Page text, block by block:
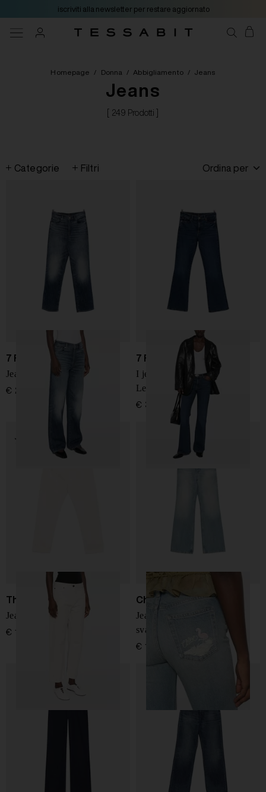
iscriviti alla newsletter per restare aggiornato
Homepage / Donna / Abbigliamento / Jeans
Jeans
[ 249 Prodotti ]
Categorie Filtri Ordina per
7 FOR ALL MANKIND
Jeans Stovepipe
€ 290,00
7 FOR ALL MANKIND
I jeans in denim Bootcut
Leggy
€ 310,00
The Row
Jeans in cotone Riaco
€ 1.000,00
Chloé
Jeans in denim a gamba
svasata
€ 1.090,00